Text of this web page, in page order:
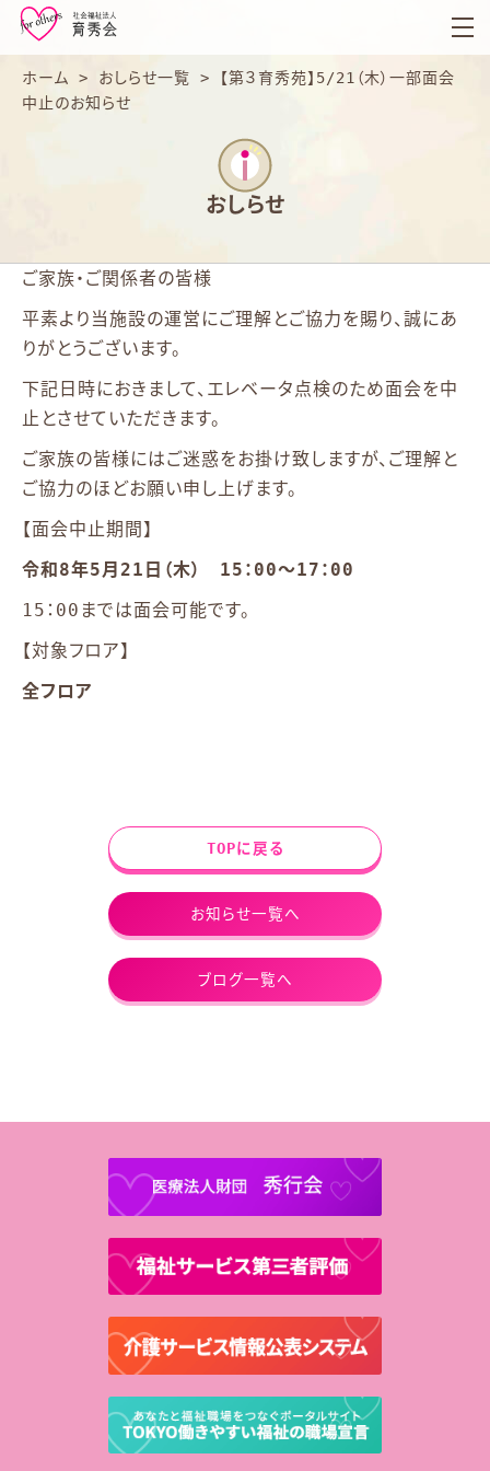
育
秀
会
ホーム > おしらせ一覧 >
【第３育秀苑】5/21（木）一部面会
中止のお知らせ
おしらせ
ご家族・ご関係者の皆様
平素より当施設の運営にご理解とご協力を賜り、誠にあ
りがとうございます。
下記日時におきまして、エレベータ点検のため面会を中
止とさせていただきます。
ご家族の皆様にはご迷惑をお掛け致しますが、ご理解と
ご協力のほどお願い申し上げます。
【面会中止期間】
令和8年5月21日（木） 15：00～17：00
15：00までは面会可能です。
【対象フロア】
全フロア
TOPに戻る
お知らせ一覧へ
ブログ一覧へ